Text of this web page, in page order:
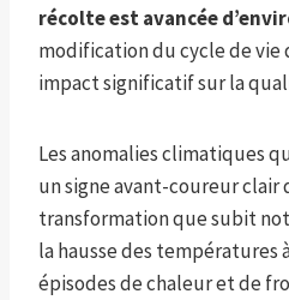
récolte est avancée
modification du cycle de vie
impact significatif sur la
Les anomalies climatiques
un signe avant-coureur clair
transformation que subit
la hausse des températures
épisodes de chaleur et de